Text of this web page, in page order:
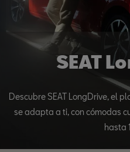
SEAT
Descubre SEAT LongDrive, el
se adapta a ti, con cómodas
hasta